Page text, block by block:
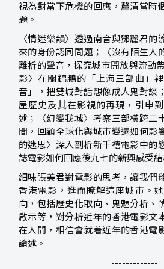
視為對當下危機的回應，釐清當時
題。
〈情迷樂韻〉透過南音與鄧麗君的
來的身份認同問題；〈沒有陌生人
離析的聲音，探究城市開放與流動
影〉在關錦鵬的「上海三部曲」
音」，把雙城對話想像成人鬼對談
屋歷史及其在影視的再現，引申
述；〈幻變我城〉考察三部橫跨二
間，回顧全球化與城市變遷如何影
的迷思〉深入剖析新千禧電影中的
誌電影如何回應後九七的新興感受結
細味張美君對電影的思考，讓我們
香港電影，進而瞭解這座城市。
向，包括歷史化取向、鬼魅分析、
啟示等，對分析近年的香港電影文
在人間，相信會就着近年的香港電
論述。
-------------